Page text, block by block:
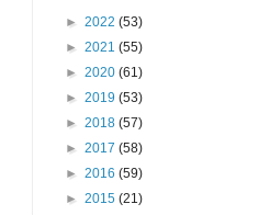
► 2022 (53)
► 2021 (55)
► 2020 (61)
► 2019 (53)
► 2018 (57)
► 2017 (58)
► 2016 (59)
► 2015 (21)